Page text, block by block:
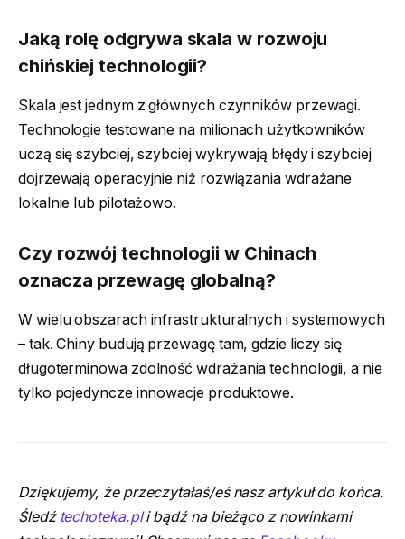
Jaką rolę odgrywa skala w rozwoju
chińskiej technologii?
Skala jest jednym z głównych czynników przewagi.
Technologie testowane na milionach użytkowników
uczą się szybciej, szybciej wykrywają błędy i szybciej
dojrzewają operacyjnie niż rozwiązania wdrażane
lokalnie lub pilotażowo.
Czy rozwój technologii w Chinach
oznacza przewagę globalną?
W wielu obszarach infrastrukturalnych i systemowych
– tak. Chiny budują przewagę tam, gdzie liczy się
długoterminowa zdolność wdrażania technologii, a nie
tylko pojedyncze innowacje produktowe.
Dziękujemy, że przeczytałaś/eś nasz artykuł do końca.
Śledź techoteka.pli bądź na bieżąco z nowinkami